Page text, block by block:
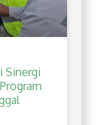
Sinergi